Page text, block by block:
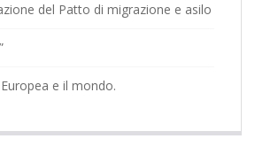
del Patto di migrazione e asilo
e il mondo.